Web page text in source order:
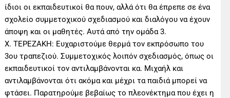
ίδιοι οι εκπαιδευτικοί θα πουν, αλλά ότι θα έπρεπε σε ένα
σχολείο συμμετοχικού σχεδιασμού και διαλόγου να έχουν
άποψη και οι μαθητές. Αυτά από την ομάδα 3.
Χ. ΤΕΡΕΖΑΚΗ: Ευχαριστούμε θερμά τον εκπρόσωπο του
3ου τραπεζιού. Συμμετοχικός λοιπόν σχεδιασμός, όπως οι
εκπαιδευτικοί τον αντιλαμβάνονται κα. Μιχαήλ και
αντιλαμβάνονται ότι ακόμα και μέχρι τα παιδιά μπορεί να
φτάσει. Παρατηρούμε βεβαίως το πλεονέκτημα που έχει η